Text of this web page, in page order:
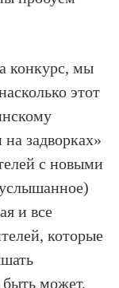
конкурс, мы
этот
задворках»
с новыми
и все
которые
быть может,